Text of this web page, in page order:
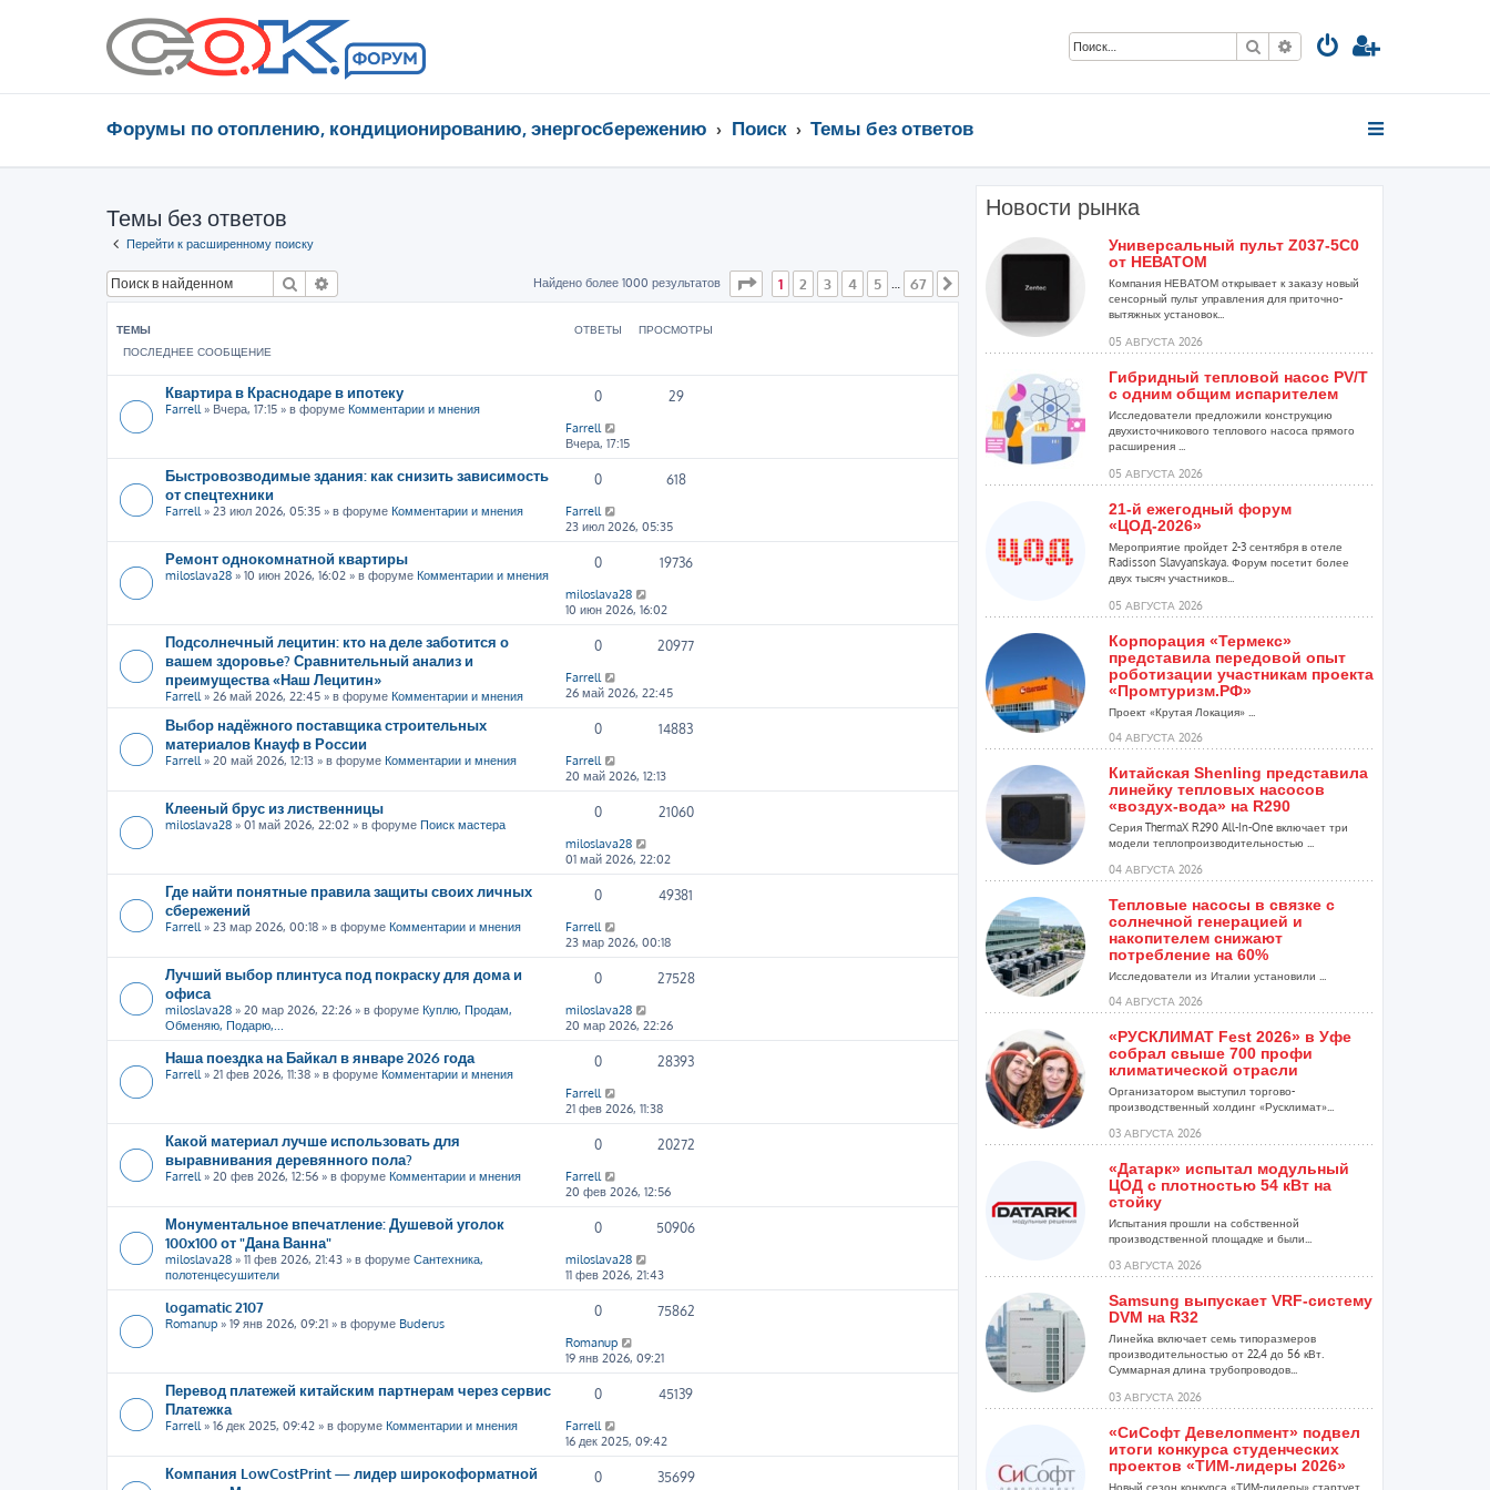
Поиск Расширенный поиск
Форумы по отоплению, кондиционированию, энергосбережению Поиск Темы без ответов
Темы без ответов
Перейти к расширенному поиску
Поиск Найдено более 1000 результатов Страница из 67
1 2 3 4 5 67
ТЕМЫ ОТВЕТЫ
ПРОСМОТРЫ
ПОСЛЕДНЕЕ СООБЩЕНИЕ
Квартира в Краснодаре в ипотеку
Farrell » Вчера, 17:15 » в форуме Комментарии и мнения
0 29
Farrell
Вчера, 17:15
Быстровозводимые здания: как снизить зависимость
от спецтехники
Farrell » 23 июл 2026, 05:35 » в форуме Комментарии и мнения
0 618
Farrell
23 июл 2026, 05:35
Ремонт однокомнатной квартиры
miloslava28 » 10 июн 2026, 16:02 » в форуме Комментарии и мнения
0 19736
miloslava28
10 июн 2026, 16:02
Подсолнечный лецитин: кто на деле заботится о
вашем здоровье? Сравнительный анализ и
преимущества «Наш Лецитин»
Farrell » 26 май 2026, 22:45 » в форуме Комментарии и мнения
0 20977
Farrell
26 май 2026, 22:45
Выбор надёжного поставщика строительных
материалов Кнауф в России
Farrell » 20 май 2026, 12:13 » в форуме Комментарии и мнения
0 14883
Farrell
20 май 2026, 12:13
Клееный брус из лиственницы
miloslava28 » 01 май 2026, 22:02 » в форуме Поиск мастера
0 21060
miloslava28
01 май 2026, 22:02
Где найти понятные правила защиты своих личных
сбережений
Farrell » 23 мар 2026, 00:18 » в форуме Комментарии и мнения
0 49381
Farrell
23 мар 2026, 00:18
Лучший выбор плинтуса под покраску для дома и
офиса
miloslava28 » 20 мар 2026, 22:26 » в форуме Куплю, Продам,
Обменяю, Подарю,...
0 27528
miloslava28
20 мар 2026, 22:26
Наша поездка на Байкал в январе 2026 года
Farrell » 21 фев 2026, 11:38 » в форуме Комментарии и мнения
0 28393
Farrell
21 фев 2026, 11:38
Какой материал лучше использовать для
выравнивания деревянного пола?
Farrell » 20 фев 2026, 12:56 » в форуме Комментарии и мнения
0 20272
Farrell
20 фев 2026, 12:56
Монументальное впечатление: Душевой уголок
100х100 от "Дана Ванна"
miloslava28 » 11 фев 2026, 21:43 » в форуме Сантехника,
полотенцесушители
0 50906
miloslava28
11 фев 2026, 21:43
logamatic 2107
Romanup » 19 янв 2026, 09:21 » в форуме Buderus
0 75862
Romanup
19 янв 2026, 09:21
Перевод платежей китайским партнерам через сервис
Платежка
Farrell » 16 дек 2025, 09:42 » в форуме Комментарии и мнения
0 45139
Farrell
16 дек 2025, 09:42
Компания LowCostPrint — лидер широкоформатной
0 35699
Новости рынка
Универсальный пульт Z037-5C0
от НЕВАТОМ
Компания НЕВАТОМ открывает к заказу новый
сенсорный пульт управления для приточно-
вытяжных установок...
05 АВГУСТА 2026
Гибридный тепловой насос PV/T
с одним общим испарителем
Исследователи предложили конструкцию
двухисточникового теплового насоса прямого
расширения ...
05 АВГУСТА 2026
21-й ежегодный форум
«ЦОД-2026»
Мероприятие пройдет 2-3 сентября в отеле
Radisson Slavyanskaya. Форум посетит более
двух тысяч участников...
05 АВГУСТА 2026
Корпорация «Термекс»
представила передовой опыт
роботизации участникам проекта
«Промтуризм.РФ»
Проект «Крутая Локация» ...
04 АВГУСТА 2026
Китайская Shenling представила
линейку тепловых насосов
«воздух-вода» на R290
Серия ThermaX R290 All-In-One включает три
модели теплопроизводительностью ...
04 АВГУСТА 2026
Тепловые насосы в связке с
солнечной генерацией и
накопителем снижают
потребление на 60%
Исследователи из Италии установили ...
04 АВГУСТА 2026
«РУСКЛИМАТ Fest 2026» в Уфе
собрал свыше 700 профи
климатической отрасли
Организатором выступил торгово-
производственный холдинг «Русклимат»...
03 АВГУСТА 2026
«Датарк» испытал модульный
ЦОД с плотностью 54 кВт на
стойку
Испытания прошли на собственной
производственной площадке и были...
03 АВГУСТА 2026
Samsung выпускает VRF-систему
DVM на R32
Линейка включает семь типоразмеров
производительностью от 22,4 до 56 кВт.
Суммарная длина трубопроводов...
03 АВГУСТА 2026
«СиСофт Девелопмент» подвел
итоги конкурса студенческих
проектов «ТИМ-лидеры 2026»
Новый сезон конкурса «ТИМ-лидеры» стартует